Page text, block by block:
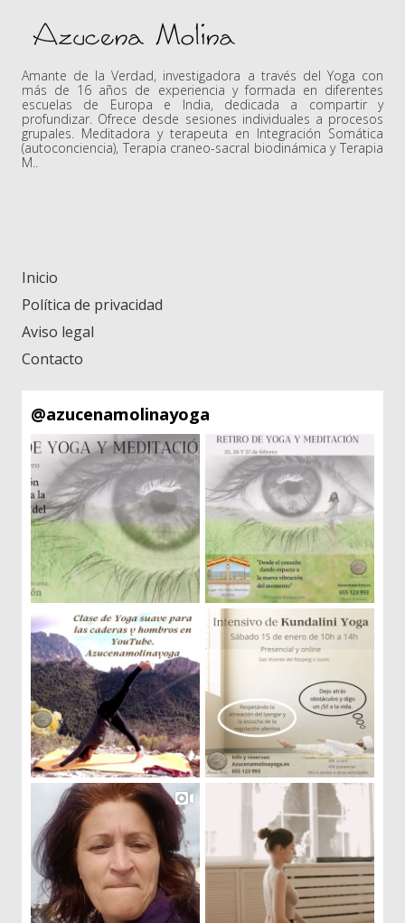
Amante de la Verdad, investigadora a través del Yoga con
más de 16 años de experiencia y formada en diferentes
escuelas de Europa e India, dedicada a compartir y
profundizar. Ofrece desde sesiones individuales a procesos
grupales. Meditadora y terapeuta en Integración Somática
(autoconciencia), Terapia craneo-sacral biodinámica y Terapia
M..
Inicio
Política de privacidad
Aviso legal
Contacto
@azucenamolinayoga